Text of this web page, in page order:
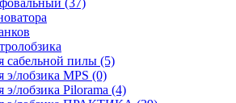
(37)
сабельной пилы (5)
э/лобзика MPS (0)
лобзика Pilorama (4)